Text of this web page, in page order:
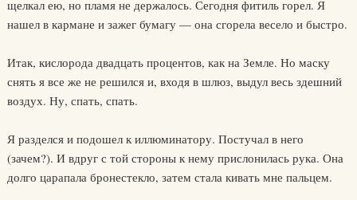
щелкал ею, но пламя не держалось. Сегодня фитиль горел. Я
нашел в кармане и зажег бумагу — она сгорела весело и быстро.
Итак, кислорода двадцать процентов, как на Земле. Но маску
снять я все же не решился и, входя в шлюз, выдул весь здешний
воздух. Ну, спать, спать.
Я разделся и подошел к иллюминатору. Постучал в него
(зачем?). И вдруг с той стороны к нему прислонилась рука. Она
долго царапала бронестекло, затем стала кивать мне пальцем.